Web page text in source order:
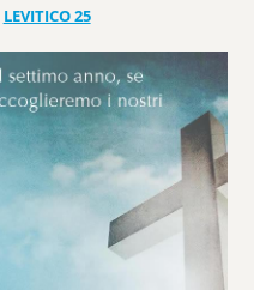
LEVITICO 25